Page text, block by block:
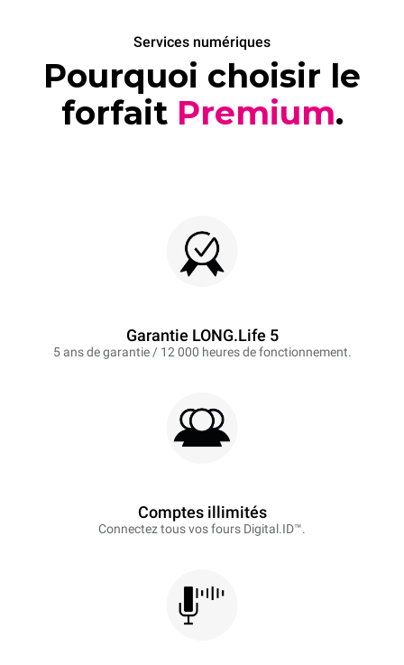
Services numériques
Pourquoi choisir le
forfait Premium.
Garantie LONG.Life 5
5 ans de garantie / 12 000 heures de fonctionnement.
Comptes illimités
Connectez tous vos fours Digital.ID™.